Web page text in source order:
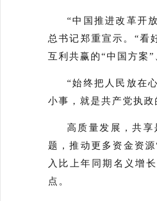
“中国推进改革开
总书记郑重宣示。“看
互利共赢的“中国方案
“始终把人民放在
小事，就是共产党执政
高质量发展，共
题，推动更多资金资
入比上年同期名义增
点。